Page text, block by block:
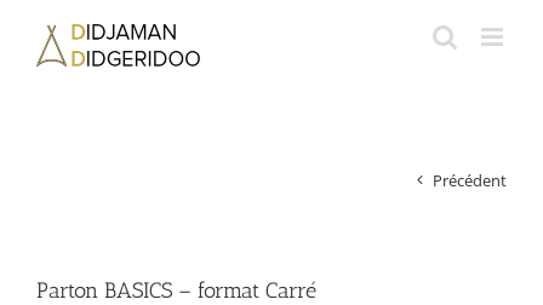
contenu
Précédent
Parton BASICS – format Carré